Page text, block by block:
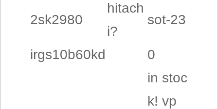
2sk2980
hitach
i?
sot-23
irgs10b60kd 0
in stoc
k! vp